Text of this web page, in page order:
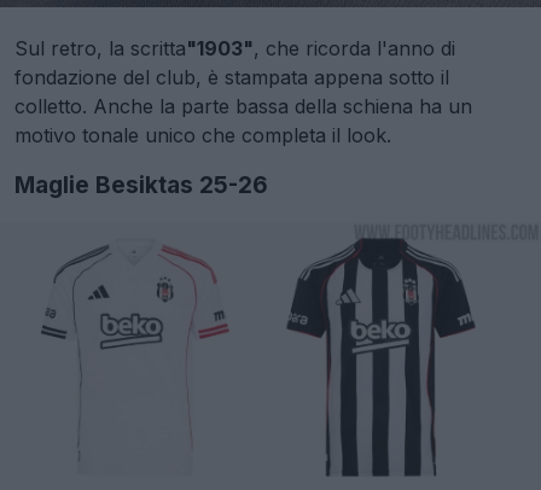
Sul retro, la scritta"1903", che ricorda l'anno di
fondazione del club, è stampata appena sotto il
colletto. Anche la parte bassa della schiena ha un
motivo tonale unico che completa il look.
Maglie Besiktas 25-26